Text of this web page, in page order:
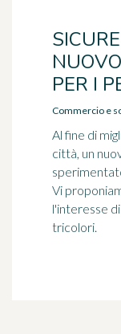
PER I
Commercio e
Al fine di
città, un
Vi
l'interesse
tricolori.